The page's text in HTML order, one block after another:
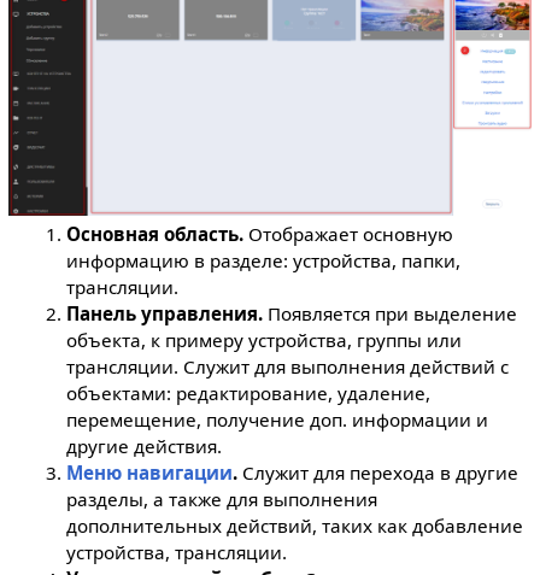
Основная область. Отображает основную
информацию в разделе: устройства, папки,
трансляции.
Панель управления. Появляется при выделение
объекта, к примеру устройства, группы или
трансляции. Служит для выполнения действий с
объектами: редактирование, удаление,
перемещение, получение доп. информации и
другие действия.
Меню навигации. Служит для перехода в другие
разделы, а также для выполнения
дополнительных действий, таких как добавление
устройства, трансляции.